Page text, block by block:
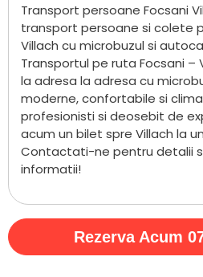
Transport persoane Focsani
transport persoane si colete
Villach cu microbuzul si
Transportul pe ruta Focsani –
la adresa la adresa cu
moderne, confortabile si
profesionisti si deosebit de
acum un bilet spre Villach la
Contactati-ne pentru detalii
informatii!
Rezerva Acum